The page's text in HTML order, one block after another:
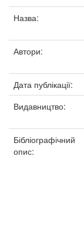
Назва:
Автори:
Дата публікації:
Видавництво:
Бібліографічний
опис: